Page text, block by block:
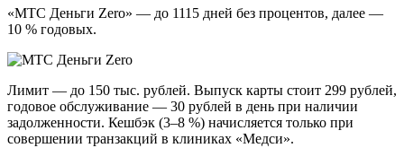
«МТС Деньги Zero» — до 1115 дней без процентов, далее —
10 % годовых.
Лимит — до 150 тыс. рублей. Выпуск карты стоит 299 рублей,
годовое обслуживание — 30 рублей в день при наличии
задолженности. Кешбэк (3–8 %) начисляется только при
совершении транзакций в клиниках «Медси».